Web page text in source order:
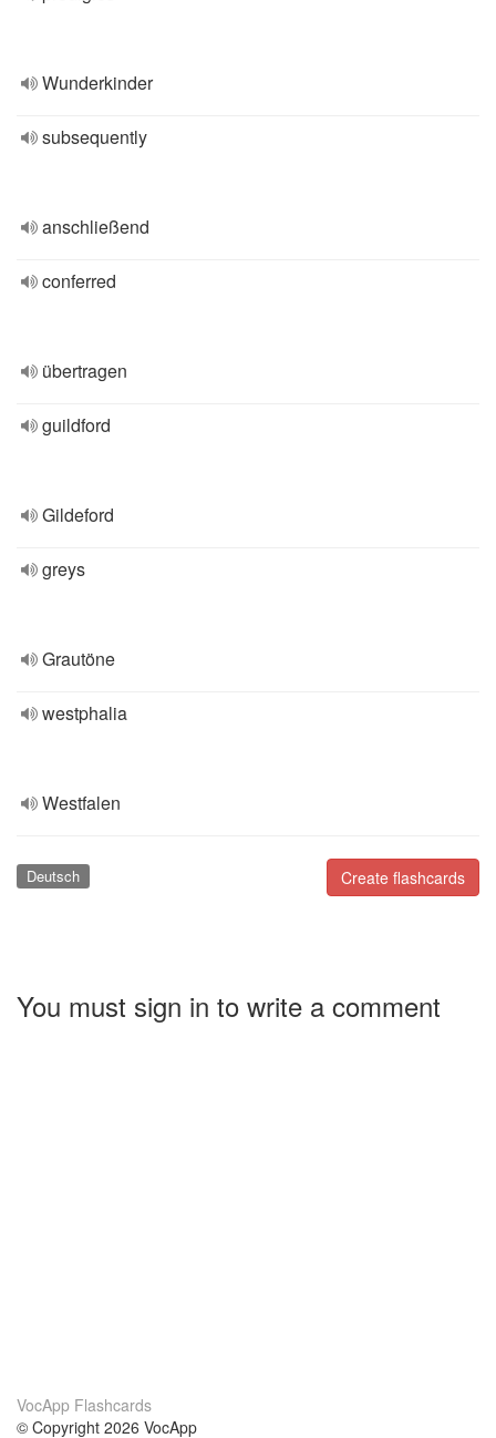
Wunderkinder
subsequently
anschließend
conferred
übertragen
guildford
Gildeford
greys
Grautöne
westphalia
Westfalen
Create flashcards
Deutsch
You must sign in to write a comment
VocApp Flashcards
© Copyright 2026 VocApp